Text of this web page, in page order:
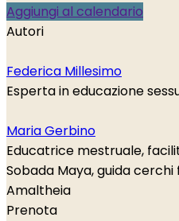
Aggiungi al calendario
Autori
Federica Millesimo
Esperta in educazione
Maria Gerbino
Educatrice mestruale,
Sobada Maya, guida cerchi
Amaltheia
Prenota